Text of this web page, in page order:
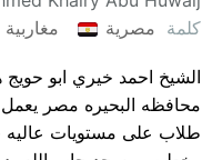
كلمة مصرية مغاربية
الشيخ احمد خيري ابو حويج
محافظه البحيره مصر
طلاب على مستويات عاليه